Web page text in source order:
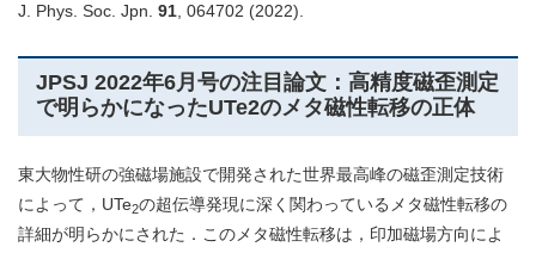
J. Phys. Soc. Jpn. 91 , 064702 (2022).
JPSJ 2022年6月号の注目論文：高精度磁歪測定
で明らかになったUTe2のメタ磁性転移の正体
東大物性研の強磁場施設で開発された世界最高峰の磁歪測定技術
によって，UTe2の超伝導発現に深く関わっているメタ磁性転移の
詳細が明らかにされた．このメタ磁性転移は，印加磁場方向によ